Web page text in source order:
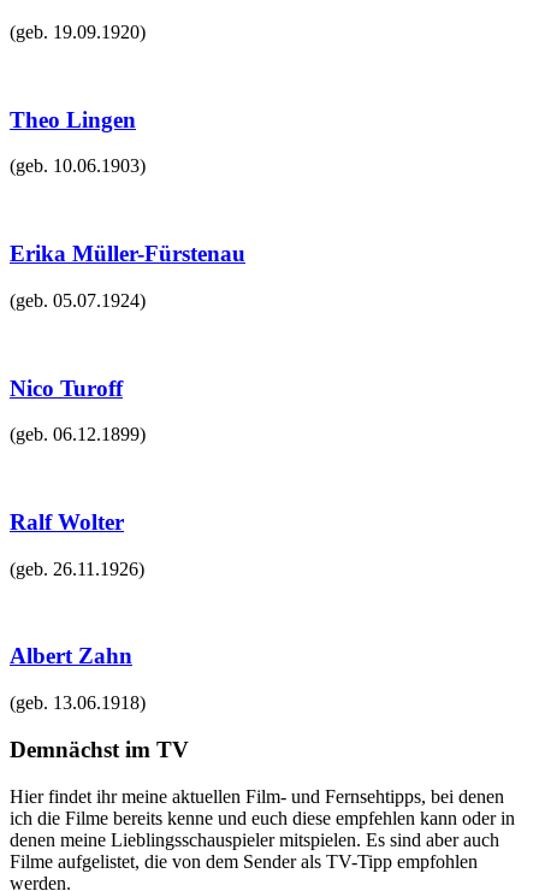
(geb. 19.09.1920)
Theo Lingen
(geb. 10.06.1903)
Erika Müller-Fürstenau
(geb. 05.07.1924)
Nico Turoff
(geb. 06.12.1899)
Ralf Wolter
(geb. 26.11.1926)
Albert Zahn
(geb. 13.06.1918)
Demnächst im TV
Hier findet ihr meine aktuellen Film- und Fernsehtipps, bei denen
ich die Filme bereits kenne und euch diese empfehlen kann oder in
denen meine Lieblingsschauspieler mitspielen. Es sind aber auch
Filme aufgelistet, die von dem Sender als TV-Tipp empfohlen
werden.